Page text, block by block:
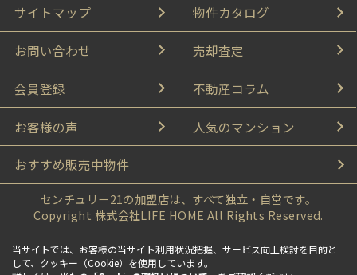
サイトマップ 物件カタログ
お問い合わせ 売却査定
会員登録 不動産コラム
お客様の声 人気のマンション
おすすめ販売中物件
センチュリー21の加盟店は、すべて独立・自営です。
Copyright 株式会社LIFE HOME All Rights Reserved.
当サイトでは、お客様の当サイト利用状況把握、サービス向上検討を目的と
して、クッキー（Cookie）を使用しています。